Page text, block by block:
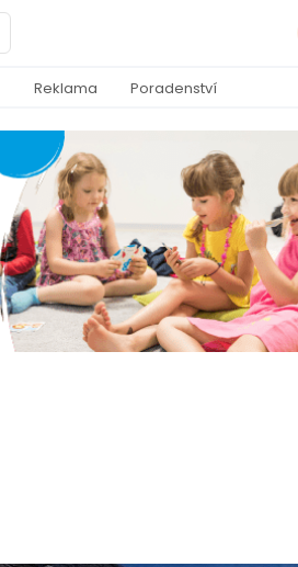
Reklama Poradenství